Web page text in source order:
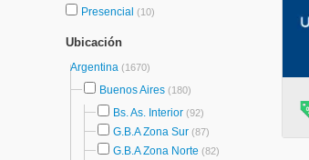
Presencial (10)
Ubicación
Argentina (1670)
Buenos Aires (180)
Bs. As. Interior (92)
G.B.A Zona Sur (87)
G.B.A Zona Norte (82)